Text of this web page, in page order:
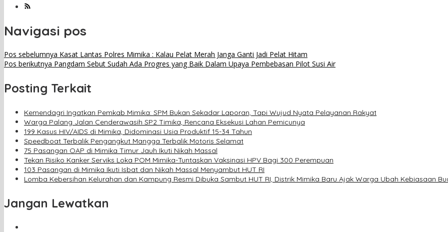
Navigasi pos
Pos sebelumnya Kasat Lantas Polres Mimika : Kalau Pelat Merah Janga Ganti Jadi Pelat Hitam
Pos berikutnya Pangdam Sebut Sudah Ada Progres yang Baik Dalam Upaya Pembebasan Pilot Susi Air
Posting Terkait
Kemendagri Ingatkan Pemkab Mimika: SPM Bukan Sekadar Laporan, Tapi Wujud Nyata Pelayanan Rakyat
Warga Palang Jalan Cenderawasih SP2 Timika, Rencana Eksekusi Lahan Pemicunya
199 Kasus HIV/AIDS di Mimika, Didominasi Usia Produktif 15-34 Tahun
Speedboat Terbalik Pengangkut Mangga Terbalik Motoris Selamat
75 Pasangan OAP di Mimika Timur Jauh Ikuti Nikah Massal
Tekan Risiko Kanker Serviks Loka POM Mimika-Tuntaskan Vaksinasi HPV Bagi 300 Perempuan
103 Pasangan di Mimika Ikuti Isbat dan Nikah Massal Menyambut HUT RI
Lomba Kebersihan Kelurahan dan Kampung Resmi Dibuka Sambut HUT RI, Distrik Mimika Baru Ajak Warga Ubah Kebiasaan
Jangan Lewatkan